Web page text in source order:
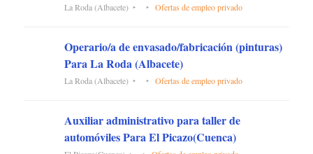
La Roda (Albacete) Ofertas de empleo privado
Operario/a de envasado/fabricación (pinturas)
Para La Roda (Albacete)
La Roda (Albacete) Ofertas de empleo privado
Auxiliar administrativo para taller de
automóviles Para El Picazo(Cuenca)